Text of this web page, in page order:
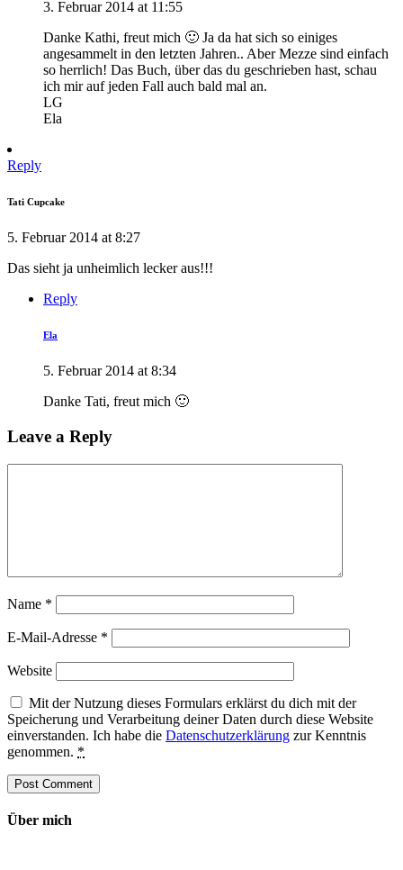
3. Februar 2014 at 11:55
Danke Kathi, freut mich 🙂 Ja da hat sich so einiges
angesammelt in den letzten Jahren.. Aber Mezze sind einfach
so herrlich! Das Buch, über das du geschrieben hast, schau
ich mir auf jeden Fall auch bald mal an.
LG
Ela
Reply
Tati Cupcake
5. Februar 2014 at 8:27
Das sieht ja unheimlich lecker aus!!!
Reply
Ela
5. Februar 2014 at 8:34
Danke Tati, freut mich 🙂
Leave a Reply
Name *
E-Mail-Adresse *
Website
Mit der Nutzung dieses Formulars erklärst du dich mit der
Speicherung und Verarbeitung deiner Daten durch diese Website
einverstanden. Ich habe die Datenschutzerklärung zur Kenntnis
genommen. *
Über mich